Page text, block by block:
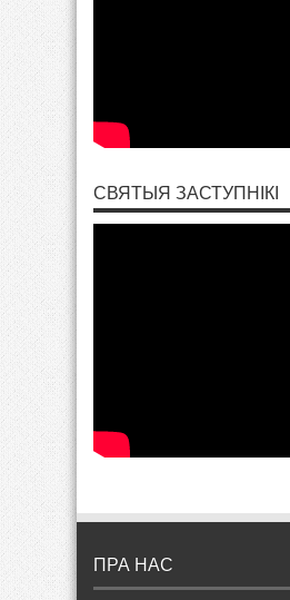
СВЯТЫЯ ЗАСТУПНІКІ
ПРА НАС